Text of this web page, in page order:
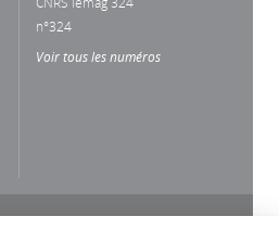
n°324
Voir tous les numéros